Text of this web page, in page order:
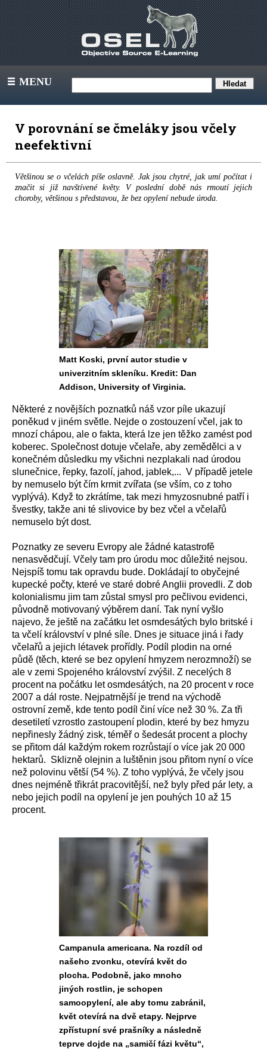
III MENU
V porovnání se čmeláky jsou včely
neefektivní
Většinou se o včelách píše oslavně. Jak jsou chytré, jak umí počítat i
značit si již navštívené květy. V poslední době nás rmoutí jejich
choroby, většinou s představou, že bez opylení nebude úroda.
Matt Koski, první autor studie v
univerzitním skleníku. Kredit: Dan
Addison, University of Virginia.
Některé z novějších poznatků náš vzor píle ukazují
poněkud v jiném světle. Nejde o zostouzení včel, jak to
mnozí chápou, ale o fakta, která lze jen těžko zamést pod
koberec. Společnost dotuje včelaře, aby zemědělci a v
konečném důsledku my všichni nezplakali nad úrodou
slunečnice, řepky, fazolí, jahod, jablek,... V případě jetele
by nemuselo být čím krmit zvířata (se vším, co z toho
vyplývá). Když to zkrátíme, tak mezi hmyzosnubné patří i
švestky, takže ani té slivovice by bez včel a včelařů
nemuselo být dost.
Poznatky ze severu Evropy ale žádné katastrofě
nenasvědčují. Včely tam pro úrodu moc důležité nejsou.
Nejspíš tomu tak opravdu bude. Dokládají to obyčejné
kupecké počty, které ve staré dobré Anglii provedli. Z dob
kolonialismu jim tam zůstal smysl pro pečlivou evidenci,
původně motivovaný výběrem daní. Tak nyní vyšlo
najevo, že ještě na začátku let osmdesátých bylo britské i
ta včelí království v plné síle. Dnes je situace jiná i řady
včelařů a jejich létavek prořídly. Podíl plodin na orné
půdě (těch, které se bez opylení hmyzem nerozmnoží) se
ale v zemi Spojeného království zvýšil. Z necelých 8
procent na počátku let osmdesátých, na 20 procent v roce
2007 a dál roste. Nejpatrnější je trend na východě
ostrovní země, kde tento podíl činí více než 30 %. Za tři
desetiletí vzrostlo zastoupení plodin, které by bez hmyzu
nepřinesly žádný zisk, téměř o šedesát procent a plochy
se přitom dál každým rokem rozrůstají o více jak 20 000
hektarů. Sklizně olejnin a luštěnin jsou přitom nyní o více
než polovinu větší (54 %). Z toho vyplývá, že včely jsou
dnes nejméně třikrát pracovitější, než byly před pár lety, a
nebo jejich podíl na opylení je jen pouhých 10 až 15
procent.
Campanula americana. Na rozdíl od
našeho zvonku, otevírá květ do
plocha. Podobně, jako mnoho
jiných rostlin, je schopen
samoopylení, ale aby tomu zabránil,
květ otevírá na dvě etapy. Nejprve
zpřístupní své prašníky a následně
teprve dojde na „samičí fázi květu“,